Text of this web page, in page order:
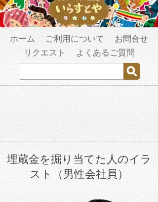
ホーム ご利用について
お問合せ
リクエスト
よくあるご質問
埋蔵金を掘り当てた人のイラ
スト（男性会社員）